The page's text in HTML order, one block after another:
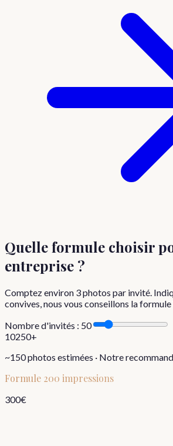
Quelle formule choisir
entreprise ?
Comptez environ 3photos par invité.
convives, nous vous conseillons la formule
Nombre d'invités : 50
10250+
~150photos estimées · Notre
Formule 200 impressions
300€